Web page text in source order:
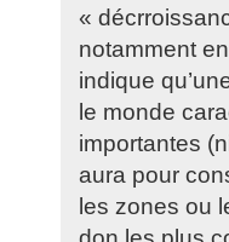
«
notamment
indique
le monde
importantes
aura pour
les zones ou